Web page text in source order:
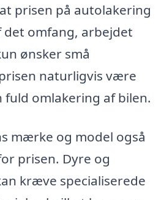
prisen på autolakering
omfang, arbejdet
ønsker små
naturligvis være
fuld omlakering af bilen.
mærke og model også
prisen. Dyre og
kræve specialiserede